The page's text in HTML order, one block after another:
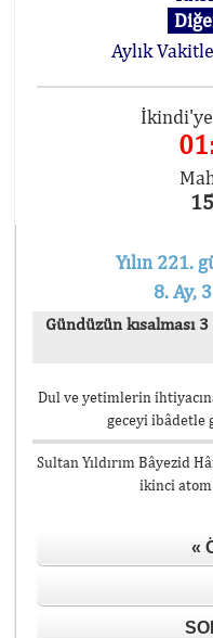
Aylık
Yılın 221.
8. Ay,
Gündüzün kısalması
Dul ve yetimlerin
geceyi ibâdetle
Sultan Yıldırım Bâyezid
ikinci atom
«